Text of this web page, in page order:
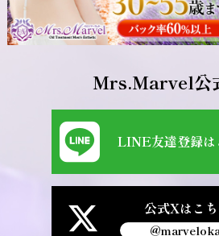
Mrs.Marvel公
LINE友達登録は
公式Xはこ